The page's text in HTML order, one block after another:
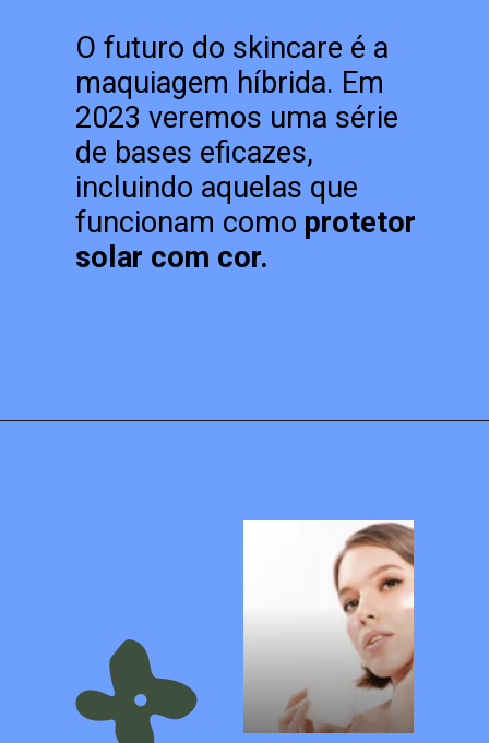
O futuro do skincare é a
maquiagem híbrida. Em
2023 veremos uma série
de bases eficazes,
incluindo aquelas que
funcionam como protetor
solar com cor.